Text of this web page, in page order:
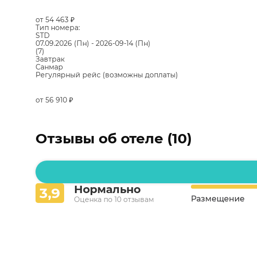
от 54 463 ₽
Тип номера:
STD
07.09.2026 (Пн) - 2026-09-14 (Пн)
(7)
Завтрак
Санмар
Регулярный рейс (возможны доплаты)
от 56 910 ₽
Отзывы об отеле (10)
3,9 Нормально
Оценка по 10 отзывам Размещение